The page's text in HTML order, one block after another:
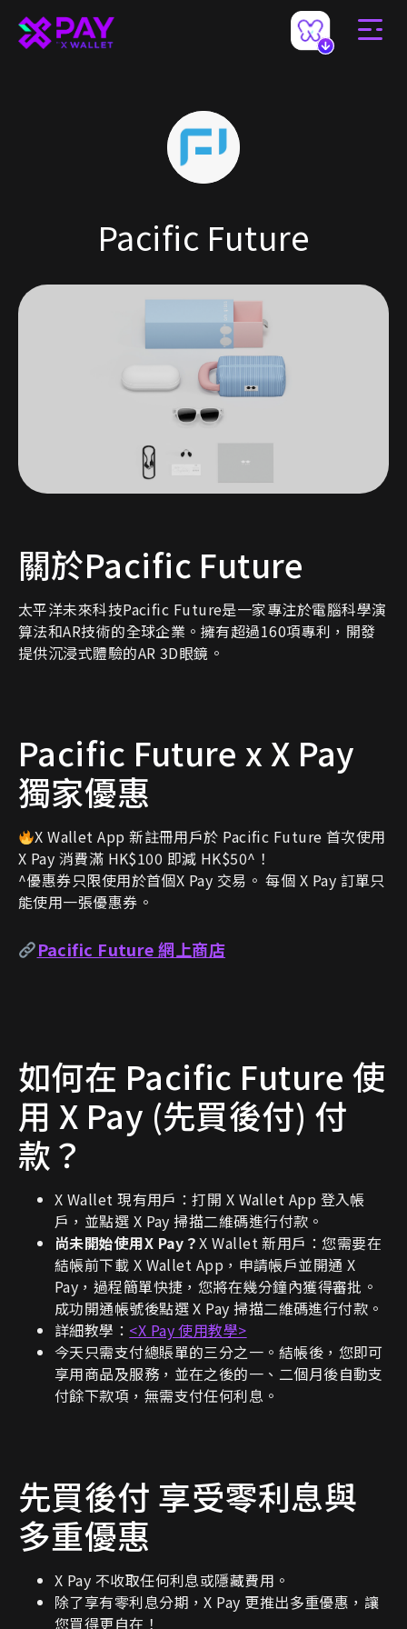
Pacific Future
關於Pacific Future
太平洋未來科技Pacific Future是一家專注於電腦科學演
算法和AR技術的全球企業。擁有超過160項專利，開發
提供沉浸式體驗的AR 3D眼鏡。
Pacific Future x X Pay
獨家優惠
X Wallet App 新註冊用戶於 Pacific Future 首次使用
X Pay 消費滿 HK$100 即減 HK$50^！
^優惠券只限使用於首個X Pay 交易。 每個 X Pay 訂單只
能使用一張優惠券。
Pacific Future 網上商店
如何在 Pacific Future 使
用 X Pay (先買後付) 付
款？
X Wallet 現有用戶：打開 X Wallet App 登入帳
戶，並點選 X Pay 掃描二維碼進行付款。
尚未開始使用X Pay？X Wallet 新用戶：您需要在
結帳前下載 X Wallet App，申請帳戶並開通 X
Pay，過程簡單快捷，您將在幾分鐘內獲得審批。
成功開通帳號後點選 X Pay 掃描二維碼進行付款。
詳細教學： <X Pay 使用教學>
今天只需支付總賬單的三分之一。結帳後，您即可
享用商品及服務，並在之後的一、二個月後自動支
付餘下款項，無需支付任何利息。
先買後付 享受零利息與
多重優惠
X Pay 不收取任何利息或隱藏費用。
除了享有零利息分期，X Pay 更推出多重優惠，讓
您買得更自在！